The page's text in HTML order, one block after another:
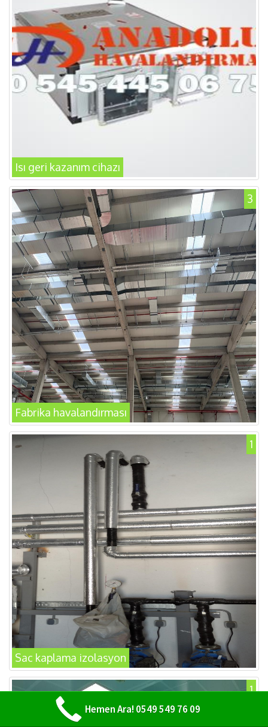
Isı geri kazanım cihazı
3
Fabrika havalandırması
1
Sac kaplama izolasyon
1
Hemen Ara! 0549 549 76 09